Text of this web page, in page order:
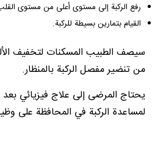
رفع الركبة إلى مستوى أعلى من مستوى
القيام بتمارين بسيطة للركبة.
سيصف الطبيب المسكنات لتخفيف
من تنضير مفصل الركبة بالمنظار.
يحتاج المرضى إلى علاج فيزيائي
لمساعدة الركبة في المحافظة على